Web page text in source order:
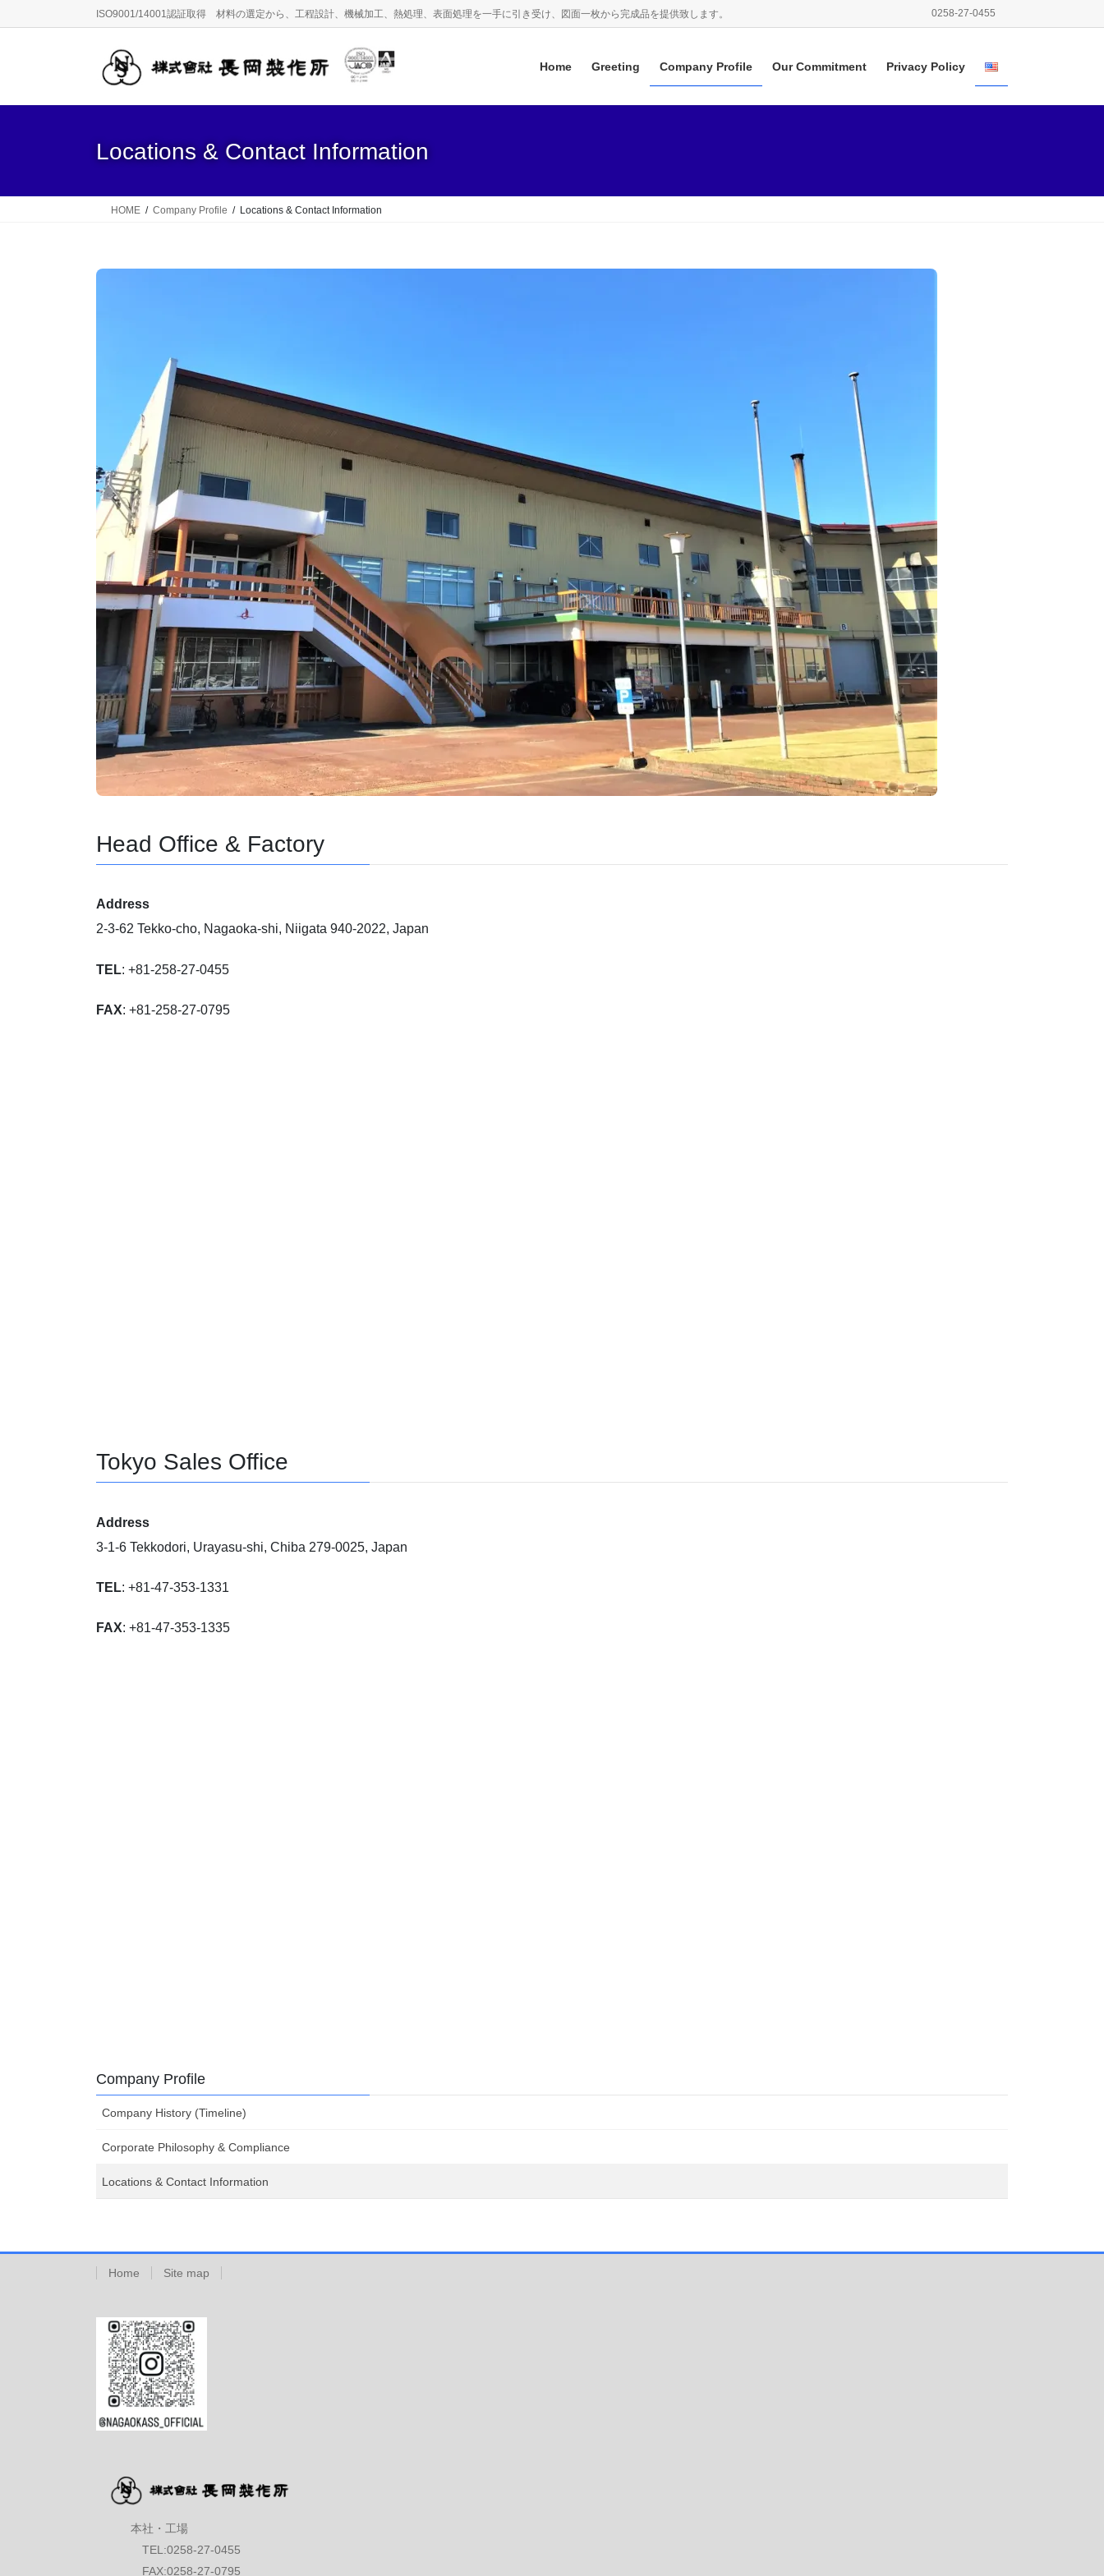
to
to
ISO9001/14001認証取得 材料の選定から、工程設計、機械加工、熱処理、表面処理を一手に引き受け、図面一枚から完成品を提供致します。 0258-27-0455
Home Greeting Company Profile Our Commitment Privacy Policy
Locations & Contact Information
HOME Company Profile Locations & Contact Information
Head Office & Factory
Address
2‑3‑62 Tekko‑cho, Nagaoka‑shi, Niigata 940‑2022, Japan
TEL: +81‑258‑27‑0455
FAX: +81‑258‑27‑0795
Tokyo Sales Office
Address
3‑1‑6 Tekkodori, Urayasu‑shi, Chiba 279‑0025, Japan
TEL: +81‑47‑353‑1331
FAX: +81‑47‑353‑1335
Company Profile
Company History (Timeline)
Corporate Philosophy & Compliance
Locations & Contact Information
Home Site map
本社・工場
TEL:0258-27-0455
FAX:0258-27-0795